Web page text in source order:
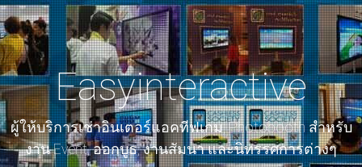
ให้เช่าราคาถูก interactive game event เก็บโลโก้ ทัชสกรีน ยิงปืน
เป้า Floor Wall มอเตอร์ไซค์ ปั่นจักรยาน ลู่วิ่ง xbox360 VR รถแข่ง
ig ตู้โฟโต้บูธ สติ๊กเกอร์ ถ่ายรูปปริ้น nintendoswitch playstation
Easyinteractive
ผู้ให้บริการเช่าอินเตอร์แอคทีฟเกม, Photobooth สำหรับ
งาน Event, ออกบูธ, งานสัมนา และนิทรรศการต่างๆ